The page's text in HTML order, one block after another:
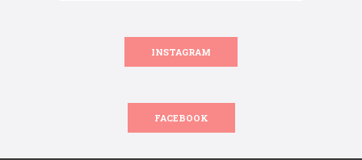
INSTAGRAM
FACEBOOK